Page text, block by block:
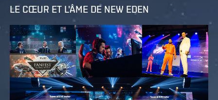
LE CŒUR ET L'ÂME DE NEW EDEN